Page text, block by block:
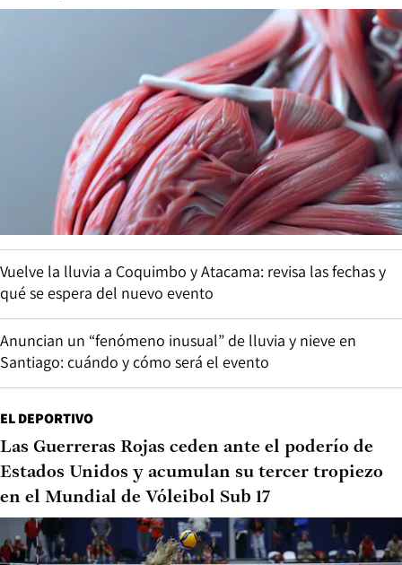
Vuelve la lluvia a Coquimbo y Atacama: revisa las fechas y
qué se espera del nuevo evento
Anuncian un “fenómeno inusual” de lluvia y nieve en
Santiago: cuándo y cómo será el evento
EL DEPORTIVO
Las Guerreras Rojas ceden ante el poderío de
Estados Unidos y acumulan su tercer tropiezo
en el Mundial de Vóleibol Sub 17